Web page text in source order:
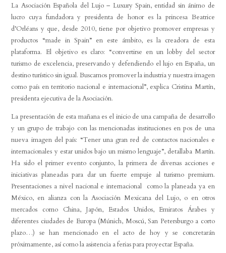
La Asociación Española del Lujo – Luxury Spain, entidad sin ánimo de
lucro cuya fundadora y presidenta de honor es la princesa Beatrice
d’Orléans y que, desde 2010, tiene por objetivo promover empresas y
productos “made in Spain” en este ámbito, es la creadora de esta
plataforma. El objetivo es claro: “convertirse en un lobby del sector
turismo de excelencia, preservando y defendiendo el lujo en España, un
destino turístico sin igual. Buscamos promover la industria y nuestra imagen
como país en territorio nacional e internacional”, explica Cristina Martín,
presidenta ejecutiva de la Asociación.
La presentación de esta mañana es el inicio de una campaña de desarrollo
y un grupo de trabajo con las mencionadas instituciones en pos de una
nueva imagen del país: “Tener una gran red de contactos nacionales e
internacionales y estar unidos bajo un mismo lenguaje”, detallaba Martín.
Ha sido el primer evento conjunto, la primera de diversas acciones e
iniciativas planeadas para dar un fuerte empuje al turismo premium.
Presentaciones a nivel nacional e internacional como la planeada ya en
México, en alianza con la Asociación Mexicana del Lujo, o en otros
mercados como China, Japón, Estados Unidos, Emiratos Árabes y
diferentes ciudades de Europa (Múnich, Moscú, San Petersburgo a corto
plazo…) se han mencionado en el acto de hoy y se concretarán
próximamente, así como la asistencia a ferias para proyectar España.